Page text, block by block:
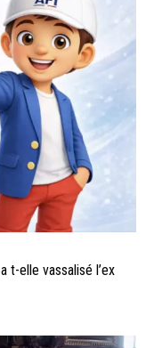
t-elle vassalisé l’ex